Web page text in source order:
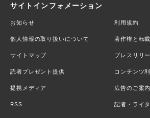
サイトインフォメーション
お知らせ 利用規約
個人情報の取り扱いについて 著作権と転
サイトマップ プレスリリ
読者プレゼント提供 コンテンツ
提携メディア 広告のご案内
RSS 記者・ライ